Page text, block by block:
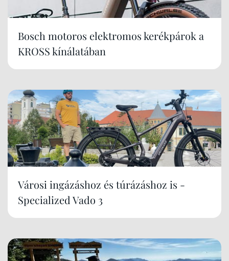
Bosch motoros elektromos kerékpárok a
KROSS kínálatában
Városi ingázáshoz és túrázáshoz is -
Specialized Vado 3